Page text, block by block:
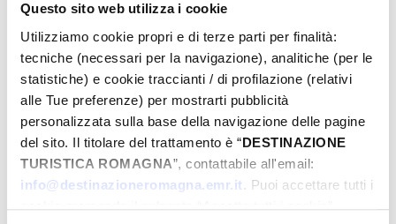
Questo sito web utilizza i cookie
Utilizziamo cookie propri e di terze parti per finalità:
tecniche (necessari per la navigazione), analitiche (per le
statistiche) e cookie traccianti / di profilazione (relativi
alle Tue preferenze) per mostrarti pubblicità
personalizzata sulla base della navigazione delle pagine
del sito. Il titolare del trattamento è “DESTINAZIONE
TURISTICA ROMAGNA”, contattabile all'email:
info@destinazioneromagna.emr.it. Puoi accettare tutti i
cookie premendo il pulsante “Accetta tutti i cookie”,
05
06 07 09
11
12
13 14 15 16 17
18
19
20 21 22 23 24
26
27 28 29 30 31
01